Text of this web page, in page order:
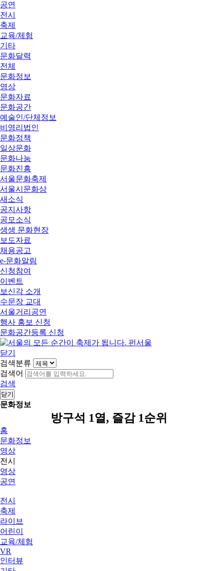
공연
전시
축제
교육/체험
기타
문화달력
전체
문화정보
영상
문화자료
문화공간
예술인/단체정보
비영리법인
문화정책
일상문화
문화나눔
문화진흥
서울문화축제
서울시문화상
새소식
공지사항
공모소식
생생 문화현장
보도자료
채용공고
e-문화알림
신청참여
이벤트
보신각 소개
수문장 교대
서울거리공연
행사 홍보 신청
문화공간등록 신청
닫기
검색분류
검색어
검색
닫기
문화정보
방구석 1열, 즐감 1순위
홈
문화정보
영상
전시
영상
공연
전시
축제
라이브
어린이
교육/체험
VR
인터뷰